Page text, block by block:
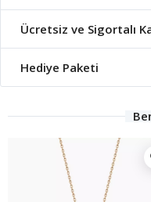
Ücretsiz ve Sigortalı
Hediye Paketi